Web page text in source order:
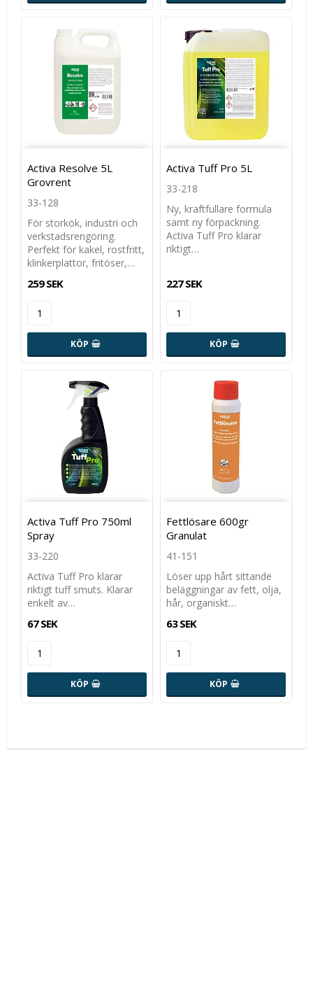
Activa Resolve 5L
Grovrent
33-128
För storkök, industri och
verkstadsrengöring.
Perfekt för kakel, rostfritt,
klinkerplattor, fritöser,…
259 SEK
KÖP
Activa Tuff Pro 5L
33-218
Ny, kraftfullare formula
samt ny förpackning.
Activa Tuff Pro klarar
riktigt…
227 SEK
KÖP
Activa Tuff Pro 750ml
Spray
33-220
Activa Tuff Pro klarar
riktigt tuff smuts. Klarar
enkelt av…
67 SEK
KÖP
Fettlösare 600gr
Granulat
41-151
Löser upp hårt sittande
beläggningar av fett, olja,
hår, organiskt…
63 SEK
KÖP